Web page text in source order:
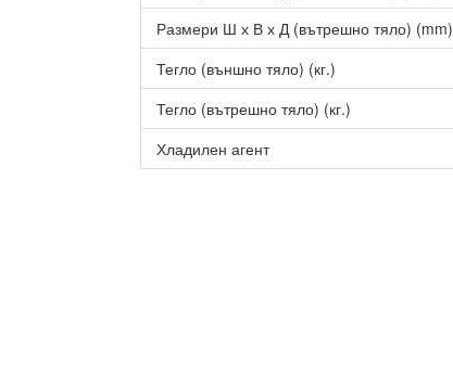
Размери Ш х В х Д (вътрешно тяло) (mm)
Тегло (външно тяло) (кг.)
Тегло (вътрешно тяло) (кг.)
Хладилен агент